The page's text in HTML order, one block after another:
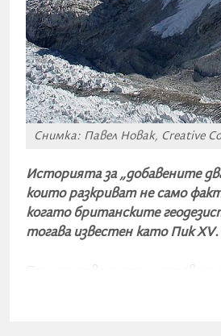
Снимка: Павел Новак, Creative
Историята за „добавените
които разкриват не само
когато британските
тогава известен като Пик
триангулация – метод,